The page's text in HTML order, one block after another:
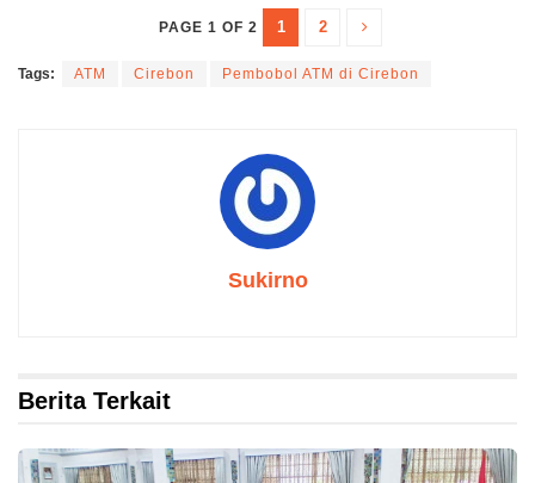
PAGE 1 OF 2 1 2
Tags: ATM Cirebon Pembobol ATM di Cirebon
Sukirno
Berita Terkait